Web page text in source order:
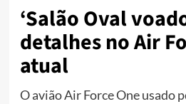
‘Salão Oval
detalhes no Air
atual
O avião Air Force One usado